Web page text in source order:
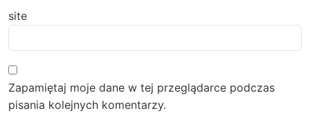
site
Zapamiętaj moje dane w tej przeglądarce podczas
pisania kolejnych komentarzy.